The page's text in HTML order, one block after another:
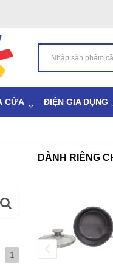
CỬA ĐIỆN GIA DỤNG
1
DÀNH RIÊNG